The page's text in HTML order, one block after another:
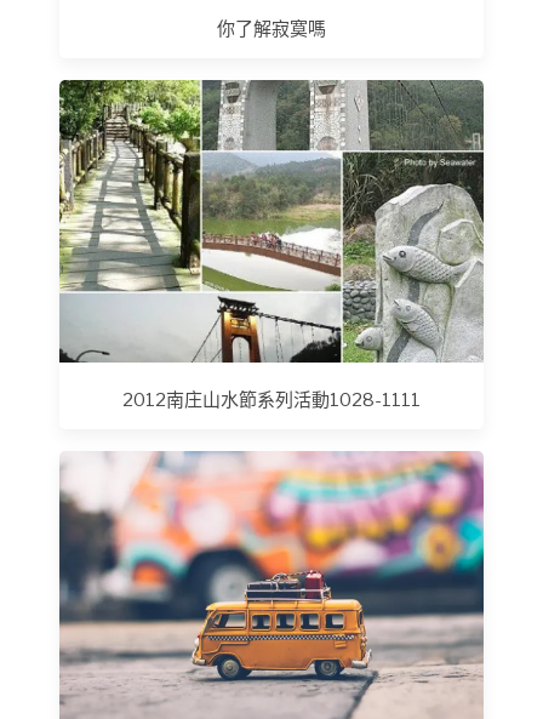
你了解寂寞嗎
2012南庄山水節系列活動1028-1111